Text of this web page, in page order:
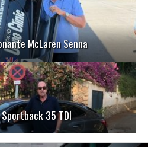
McLaren Senna
35 TDI